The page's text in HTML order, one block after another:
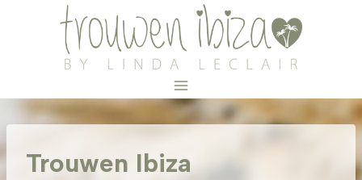
Trouwen Ibiza